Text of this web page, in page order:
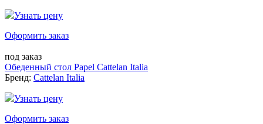
Узнать цену
Оформить заказ
под заказ
Обеденный стол Papel Cattelan Italia
Бренд: Cattelan Italia
Узнать цену
Оформить заказ